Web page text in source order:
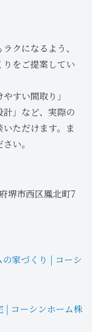
クになるよう、
をご提案してい
すい間取り」
計」など、実際の
ただけます。ま
い。
堺市西区鳳北町7
家づくり | コーシ
| コーシンホーム株